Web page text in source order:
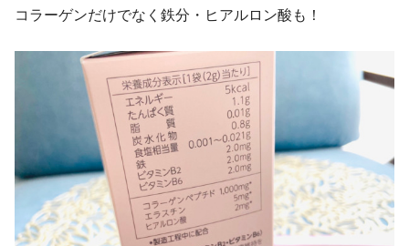
コラーゲンだけでなく鉄分・ヒアルロン酸も！